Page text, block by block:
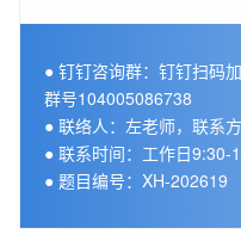
● 钉钉咨询群：钉钉扫码
群号104005086738
● 联络人：左老师，联系
● 联系时间：工作日9:30-
● 题目编号：XH-202619